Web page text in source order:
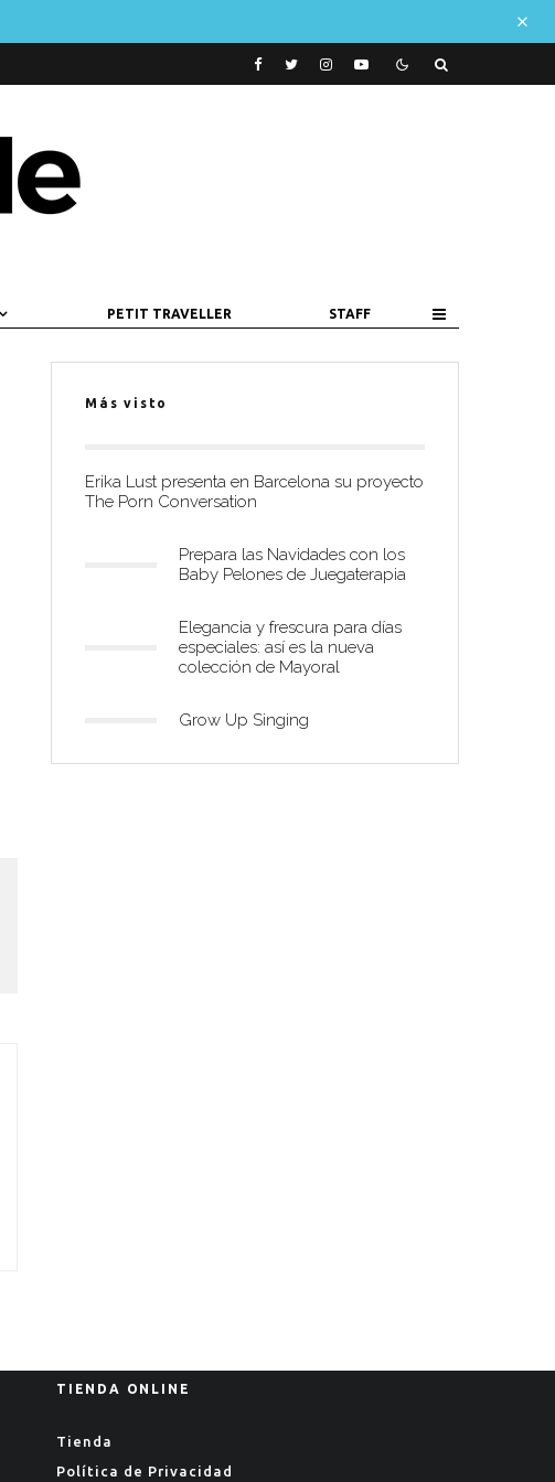
PETIT TRAVELLER STAFF
Más visto
Erika Lust presenta en Barcelona su proyecto
The Porn Conversation
Prepara las Navidades con los
Baby Pelones de Juegaterapia
Elegancia y frescura para días
especiales: así es la nueva
colección de Mayoral
Grow Up Singing
TIENDA ONLINE
Tienda
Política de Privacidad